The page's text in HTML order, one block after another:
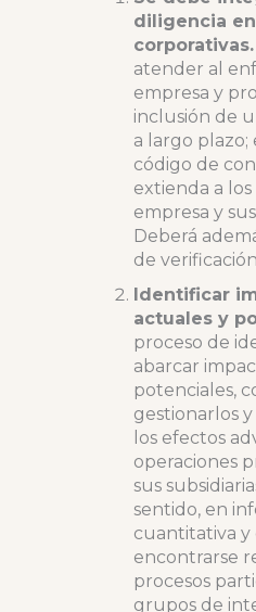
diligencia
corporativas.
atender al
empresa y
inclusión de
a largo
código de
extienda a
empresa y
Deberá
de
Identificar
actuales y
proceso de
abarcar
potenciales,
gestionarlos
los efectos
operaciones
sus
sentido, en
cuantitativa y
encontrarse
procesos
grupos de